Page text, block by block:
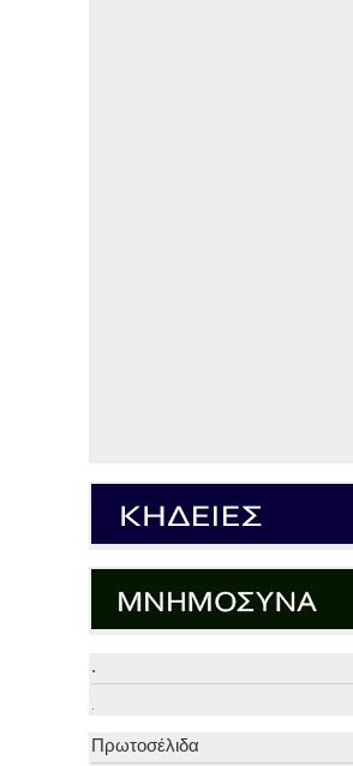
.
.
Πρωτοσέλιδα